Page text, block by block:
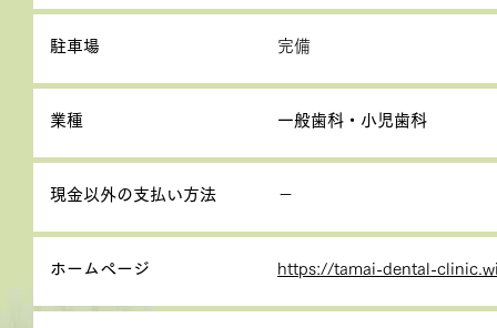
駐車場 完備
業種 一般歯科・小児歯科
現金以外の支払い方法 －
ホームページ https://tamai-dental-